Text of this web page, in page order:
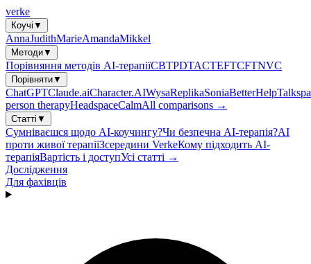
verke
Коучі ▼
AnnaJudithMarieAmandaMikkel
Методи▼
Порівняння методів AI-терапіїCBTPDTACTEFTCFTNVC
Порівняти▼
ChatGPTClaude.aiCharacter.AIWysaReplikaSoniaBetterHelp
person therapyHeadspaceCalmAll comparisons →
Статті ▼
Сумніваєшся щодо AI-коучингу?Чи безпечна AI-терапія?AI
проти живої терапіїЗсередини VerkeКому підходить AI-
терапіяВартість і доступУсі статті →
Дослідження
Для фахівців